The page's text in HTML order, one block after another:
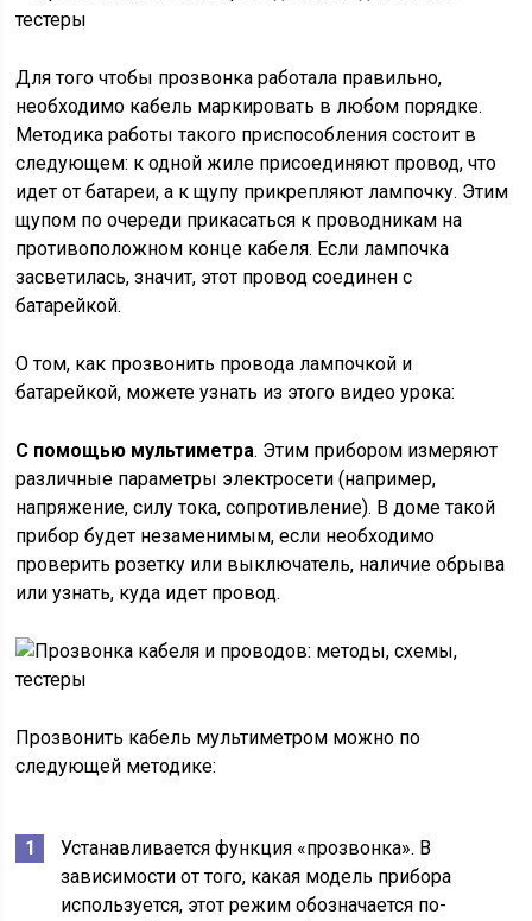
Для того чтобы прозвонка работала правильно,
необходимо кабель маркировать в любом порядке.
Методика работы такого приспособления состоит в
следующем: к одной жиле присоединяют провод, что
идет от батареи, а к щупу прикрепляют лампочку. Этим
щупом по очереди прикасаться к проводникам на
противоположном конце кабеля. Если лампочка
засветилась, значит, этот провод соединен с
батарейкой.
О том, как прозвонить провода лампочкой и
батарейкой, можете узнать из этого видео урока:
С помощью мультиметра. Этим прибором измеряют
различные параметры электросети (например,
напряжение, силу тока, сопротивление). В доме такой
прибор будет незаменимым, если необходимо
проверить розетку или выключатель, наличие обрыва
или узнать, куда идет провод.
Прозвонить кабель мультиметром можно по
следующей методике:
Устанавливается функция «прозвонка». В
зависимости от того, какая модель прибора
используется, этот режим обозначается по-